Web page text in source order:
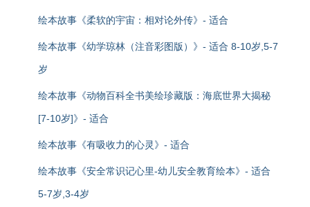
绘本故事《柔软的宇宙：相对论外传》- 适合
绘本故事《幼学琼林（注音彩图版）》- 适合 8-10岁,5-7
岁
绘本故事《动物百科全书美绘珍藏版：海底世界大揭秘
[7-10岁]》- 适合
绘本故事《有吸收力的心灵》- 适合
绘本故事《安全常识记心里-幼儿安全教育绘本》- 适合
5-7岁,3-4岁